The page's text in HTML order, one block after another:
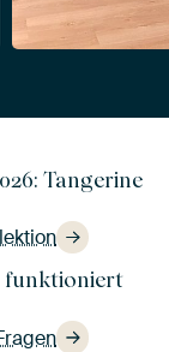
Tangerine
funktioniert